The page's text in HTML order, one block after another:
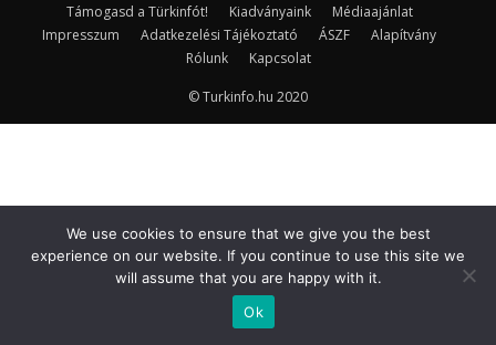
Támogasd a Türkinfót! Kiadványaink
Médiaajánlat
Impresszum
Adatkezelési Tájékoztató ÁSZF
Alapítvány
Rólunk
Kapcsolat
© Turkinfo.hu 2020
We use cookies to ensure that we give you the best
experience on our website. If you continue to use this site we
will assume that you are happy with it.
Ok